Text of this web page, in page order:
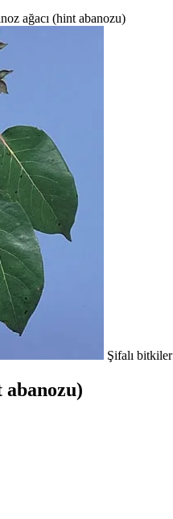
ağacı (hint abanozu)
Şifalı bitkiler
abanozu)